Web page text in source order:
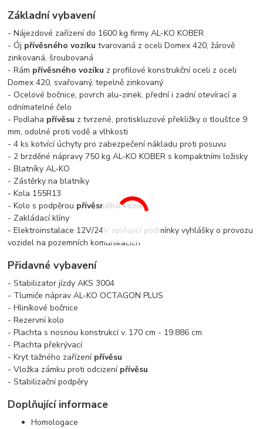
Základní vybavení
- Nájezdové zařízení do 1600 kg firmy AL-KO KOBER
- Ój přívěsného vozíku tvarovaná z oceli Domex 420, žárově
zinkovaná, šroubovaná
- Rám přívěsného vozíku z profilové konstrukční oceli z oceli
Domex 420, svařovaný, tepelně zinkovaný
- Ocelové bočnice, povrch alu-zinek, přední i zadní otevírací a
odnímatelné čelo
- Podlaha přívěsu z tvrzené, protiskluzové překližky o tloušťce 9
mm, odolné proti vodě a vlhkosti
- 4 ks kotvící úchyty pro zabezpečení nákladu proti posuvu
- 2 brzděné nápravy 750 kg AL-KO KOBER s kompaktními ložisky
- Blatníky AL-KO
- Zástěrky na blatníky
- Kola 155R13
- Kolo s podpěrou přívěsného vozíku
- Zakládací klíny
- Elektroinstalace 12V/24V splňující podmínky vyhlášky o provozu
vozidel na pozemních komunikacích
Přidavné vybavení
- Stabilizator jízdy AKS 3004
- Tlumiče náprav AL-KO OCTAGON PLUS
- Hliníkové bočnice
- Rezervní kolo
- Plachta s nosnou konstrukcí v. 170 cm - 19.886 cm
- Plachta překrývací
- Kryt tažného zařízení přívěsu
- Vložka zámku proti odcizení přívěsu
- Stabilizační podpěry
Doplňující informace
Homologace